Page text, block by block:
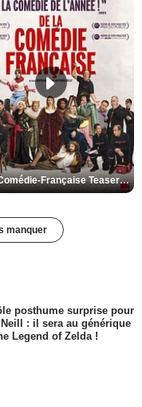
De la Comédie-Française Teaser VF
manquer
posthume surprise pour
: il sera au générique
Legend of Zelda !